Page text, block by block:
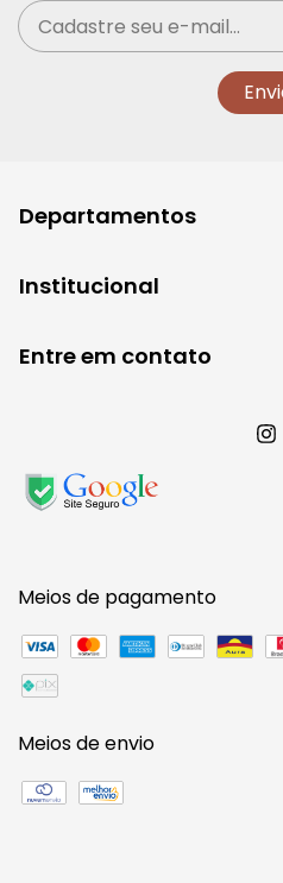
Departamentos
Institucional
Entre em contato
Meios de pagamento
Meios de envio